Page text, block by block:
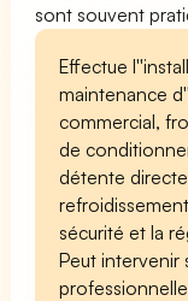
sont souvent
Effectue
maintenance
commercial,
de
détente
sécurité et la
Peut intervenir